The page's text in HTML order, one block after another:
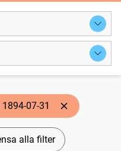
07-31
alla filter